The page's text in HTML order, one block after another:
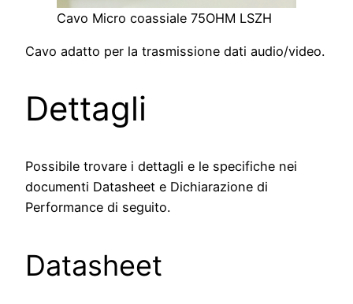
Cavo Micro coassiale 75OHM LSZH
Cavo adatto per la trasmissione dati audio/video.
Dettagli
Possibile trovare i dettagli e le specifiche nei
documenti Datasheet e Dichiarazione di
Performance di seguito.
Datasheet